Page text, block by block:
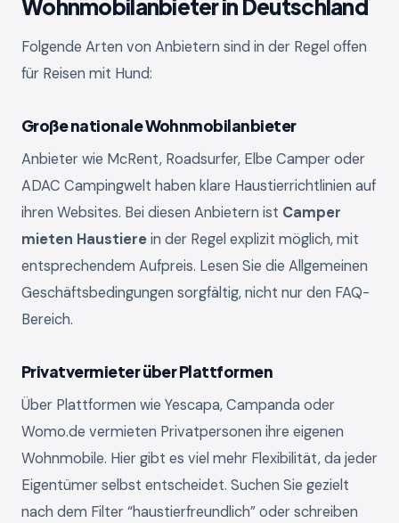
Wohnmobilanbieter in Deutschland
Folgende Arten von Anbietern sind in der Regel offen
für Reisen mit Hund:
Große nationale Wohnmobilanbieter
Anbieter wie McRent, Roadsurfer, Elbe Camper oder
ADAC Campingwelt haben klare Haustierrichtlinien auf
ihren Websites. Bei diesen Anbietern ist Camper
mieten Haustierein der Regel explizit möglich, mit
entsprechendem Aufpreis. Lesen Sie die Allgemeinen
Geschäftsbedingungen sorgfältig, nicht nur den FAQ-
Bereich.
Privatvermieter über Plattformen
Über Plattformen wie Yescapa, Campanda oder
Womo.de vermieten Privatpersonen ihre eigenen
Wohnmobile. Hier gibt es viel mehr Flexibilität, da jeder
Eigentümer selbst entscheidet. Suchen Sie gezielt
nach dem Filter “haustierfreundlich” oder schreiben